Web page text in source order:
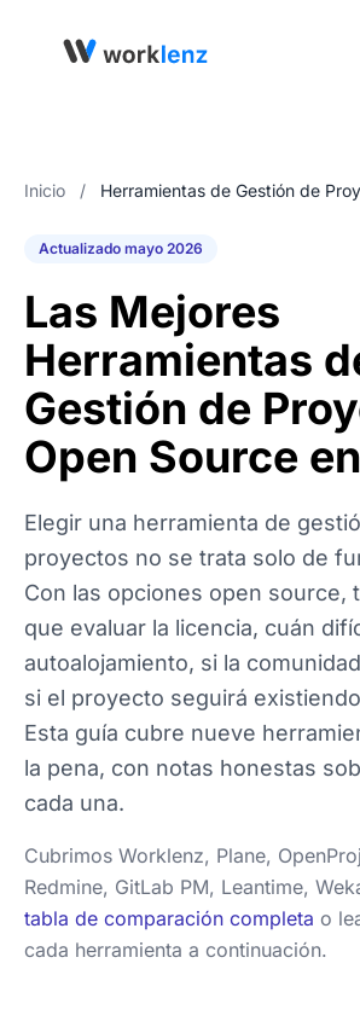
Inicio / Herramientas de Gestión de
Actualizado mayo 2026
Las Mejores
Herramientas
Gestión de
Open Source
Elegir una herramienta de
proyectos no se trata solo de
Con las opciones open source,
que evaluar la licencia, cuán
autoalojamiento, si la
si el proyecto seguirá
Esta guía cubre nueve
la pena, con notas honestas
cada una.
Cubrimos Worklenz, Plane,
Redmine, GitLab PM, Leantime,
tabla de comparación completa o
cada herramienta a continuación.